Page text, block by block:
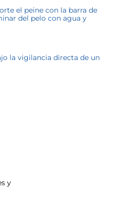
el peine con la barra de
del pelo con agua y
la vigilancia directa de un
y